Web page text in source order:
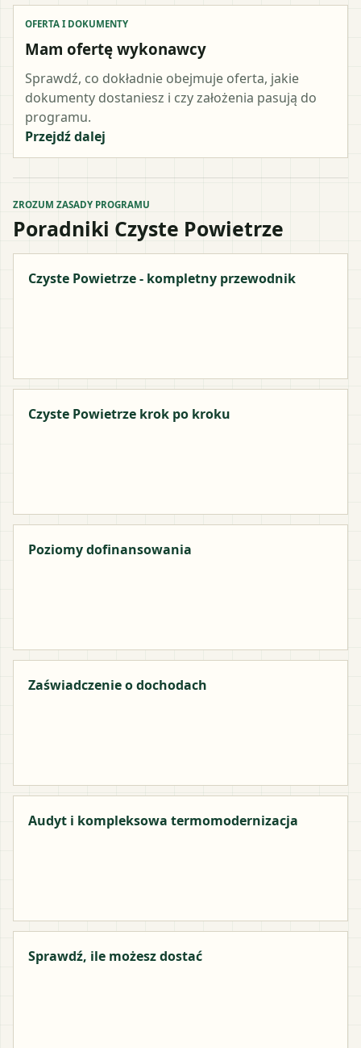
OFERTA I DOKUMENTY
Mam ofertę wykonawcy
Sprawdź, co dokładnie obejmuje oferta, jakie
dokumenty dostaniesz i czy założenia pasują do
programu.
Przejdź dalej
ZROZUM ZASADY PROGRAMU
Poradniki Czyste Powietrze
Czyste Powietrze - kompletny przewodnik
Czyste Powietrze krok po kroku
Poziomy dofinansowania
Zaświadczenie o dochodach
Audyt i kompleksowa termomodernizacja
Sprawdź, ile możesz dostać